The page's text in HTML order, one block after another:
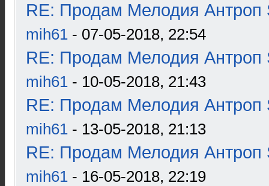
RE: Продам Мелодия Антроп
mih61 - 07-05-2018, 22:54
RE: Продам Мелодия Антроп
mih61 - 10-05-2018, 21:43
RE: Продам Мелодия Антроп
mih61 - 13-05-2018, 21:13
RE: Продам Мелодия Антроп
mih61 - 16-05-2018, 22:19